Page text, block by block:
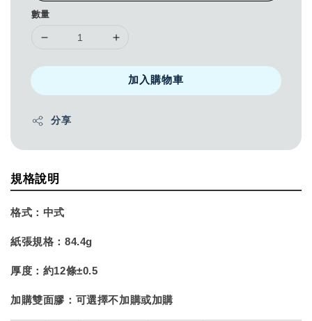
數量
加入購物車
分享
規格說明
格式： 中式
紙張規格： 84.4g
厚度： 約12條±0.5
加購雙面膠： 可選擇不加購或加購